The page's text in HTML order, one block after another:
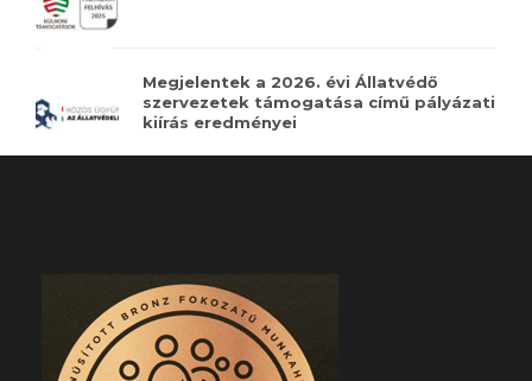
Megjelentek a 2026. évi Állatvédő
szervezetek támogatása című pályázati
kiírás eredményei